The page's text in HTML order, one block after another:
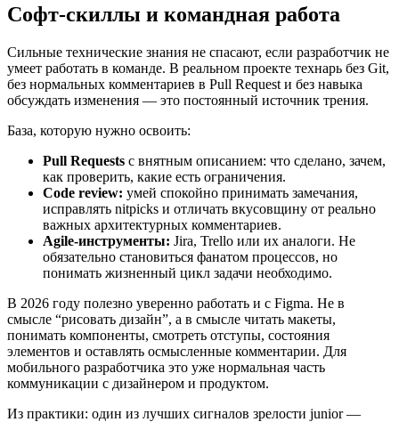
Софт-скиллы и командная работа
Сильные технические знания не спасают, если разработчик не
умеет работать в команде. В реальном проекте технарь без Git,
без нормальных комментариев в Pull Request и без навыка
обсуждать изменения — это постоянный источник трения.
База, которую нужно освоить:
Pull Requests с внятным описанием: что сделано, зачем,
как проверить, какие есть ограничения.
Code review: умей спокойно принимать замечания,
исправлять nitpicks и отличать вкусовщину от реально
важных архитектурных комментариев.
Agile-инструменты: Jira, Trello или их аналоги. Не
обязательно становиться фанатом процессов, но
понимать жизненный цикл задачи необходимо.
В 2026 году полезно уверенно работать и с Figma. Не в
смысле “рисовать дизайн”, а в смысле читать макеты,
понимать компоненты, смотреть отступы, состояния
элементов и оставлять осмысленные комментарии. Для
мобильного разработчика это уже нормальная часть
коммуникации с дизайнером и продуктом.
Из практики: один из лучших сигналов зрелости junior —